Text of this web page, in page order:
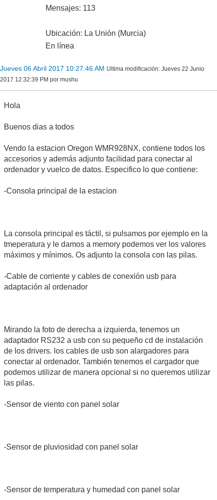
Mensajes: 113
Ubicación: La Unión (Murcia)
En línea
Jueves 06 Abril 2017 10:27:46 AM Ultima modificación: Jueves 22 Junio
2017 12:32:39 PM por mushu
Hola
Buenos dias a todos
Vendo la estacion Oregon WMR928NX, contiene todos los
accesorios y además adjunto facilidad para conectar al
ordenador y vuelco de datos. Especifico lo que contiene:
-Consola principal de la estacion
La consola principal es táctil, si pulsamos por ejemplo en la
tmeperatura y le damos a memory podemos ver los valores
máximos y mínimos. Os adjunto la consola con las pilas.
-Cable de corriente y cables de conexión usb para
adaptación al ordenador
Mirando la foto de derecha a izquierda, tenemos un
adaptador RS232 a usb con su pequeño cd de instalación
de los drivers. los cables de usb son alargadores para
conectar al ordenador. También tenemos el cargador que
podemos utilizar de manera opcional si no queremos utilizar
las pilas.
-Sensor de viento con panel solar
-Sensor de pluviosidad con panel solar
-Sensor de temperatura y humedad con panel solar